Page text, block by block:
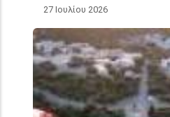
27 Ιουλίου 2026